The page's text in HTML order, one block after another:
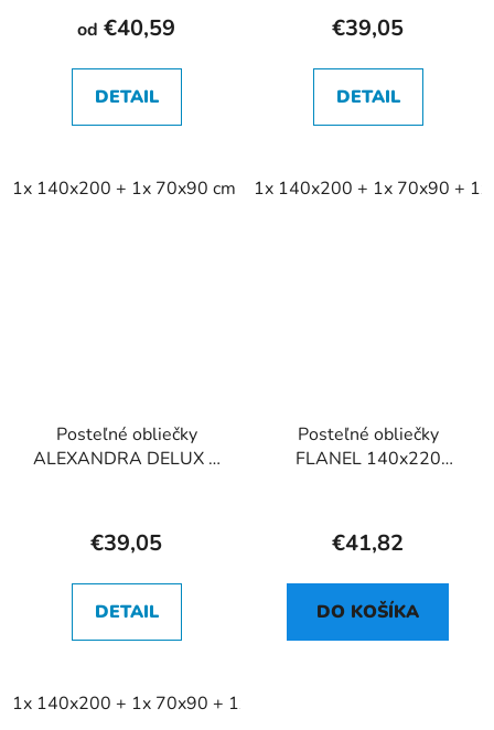
od €40,59
DETAIL
1x 140x200 + 1x 70x90 cm 1x 140x220 + 1x 70x90 cm
€39,05
DETAIL
1x 140x200 + 1x 70x90 +
Posteľné obliečky
ALEXANDRA DELUX +
€39,05
DETAIL
1x 140x200 + 1x 70x90 + 1x 40x40 cm
Posteľné obliečky
FLANEL 140x220
€41,82
DO KOŠÍKA